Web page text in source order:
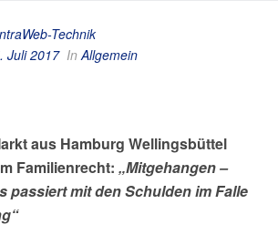
Technik
Juli 2017 InAllgemein
aus Hamburg Wellingsbüttel
Familienrecht: „Mitgehangen –
passiert mit den Schulden im Falle